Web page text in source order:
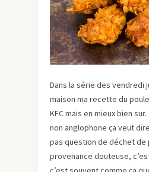
Dans la série des vendredi
maison ma recette du
KFC mais en mieux bien
non anglophone ça veut
pas question de déchet de
provenance douteuse,